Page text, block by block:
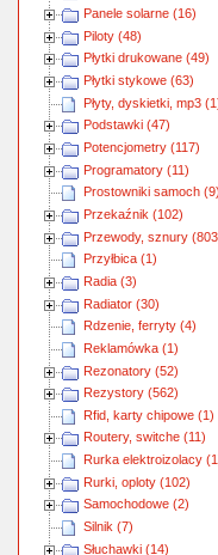
Panele solarne (16)
Piloty (48)
Płytki drukowane (49)
Płytki stykowe (63)
Płyty, dyskietki, mp3
Podstawki (47)
Potencjometry (117)
Programatory (11)
Prostowniki samoch (9)
Przekaźnik (102)
Przewody, sznury
Przyłbica (1)
Radia (3)
Radiator (30)
Rdzenie, ferryty (4)
Reklamówka (1)
Rezonatory (52)
Rezystory (562)
Rfid, karty chipowe (1)
Routery, switche (11)
Rurka elektroizolacy
Rurki, oploty (102)
Samochodowe (2)
Silnik (7)
Słuchawki (14)